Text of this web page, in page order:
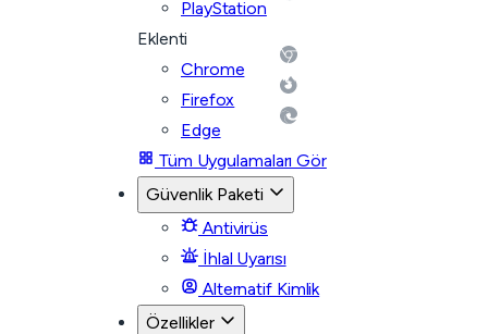
PlayStation
Eklenti
Chrome
Firefox
Edge
Tüm Uygulamaları Gör
Güvenlik Paketi
Antivirüs
İhlal Uyarısı
Alternatif Kimlik
Özellikler